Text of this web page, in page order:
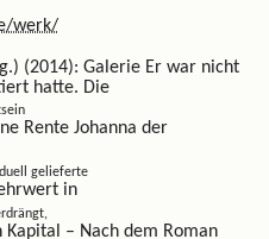
werk/
(2014): Galerie Er war nicht
hatte. Die
Rente Johanna der
gelieferte
in
– Nach dem Roman